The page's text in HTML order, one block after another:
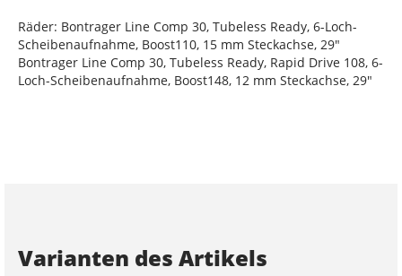
Räder: Bontrager Line Comp 30, Tubeless Ready, 6-Loch-
Scheibenaufnahme, Boost110, 15 mm Steckachse, 29"
Bontrager Line Comp 30, Tubeless Ready, Rapid Drive 108, 6-
Loch-Scheibenaufnahme, Boost148, 12 mm Steckachse, 29"
Varianten des Artikels